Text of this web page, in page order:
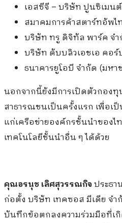
เอสซีจี – บริษัท ปูนซิเมน
สมาคมการค้าสตาร์ทอัพไ
บริษัท ทรู ดิจิทัล พาร์ค จ
บริษัท ดับบลิวเอชเอ คอ
ธนาคารยูโอบี จำกัด (มหา
นอกจากนี้ยังมีการเปิดตัวกองทุ
สาธารณชนเป็นครั้งแรก เพื่อเ
แก่เครือข่ายองค์กรชั้นนำของไ
เทคโนโลยีชั้นนำอื่น ๆ ได้ด้วย
คุณอรนุช เลิศสุวรรณกิจประธา
ก่อตั้ง บริษัท เทคซอส มีเดีย จำ
บันทึกข้อตกลงความร่วมมือที่เ